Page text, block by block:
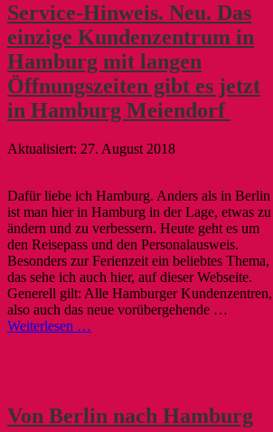
Service-Hinweis. Neu. Das
einzige Kundenzentrum in
Hamburg mit langen
Öffnungszeiten gibt es jetzt
in Hamburg Meiendorf
27. August 2018
Dafür liebe ich Hamburg. Anders als in Berlin
ist man hier in Hamburg in der Lage, etwas zu
ändern und zu verbessern. Heute geht es um
den Reisepass und den Personalausweis.
Besonders zur Ferienzeit ein beliebtes Thema,
das sehe ich auch hier, auf dieser Webseite.
Generell gilt: Alle Hamburger Kundenzentren,
also auch das neue vorübergehende …
Weiterlesen …
Von Berlin nach Hamburg